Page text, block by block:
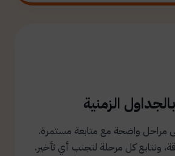
الزمنية
مراحل واضحة مع متابعة مستمرة.
ونتابع كل مرحلة لتجنب أي تأخير.